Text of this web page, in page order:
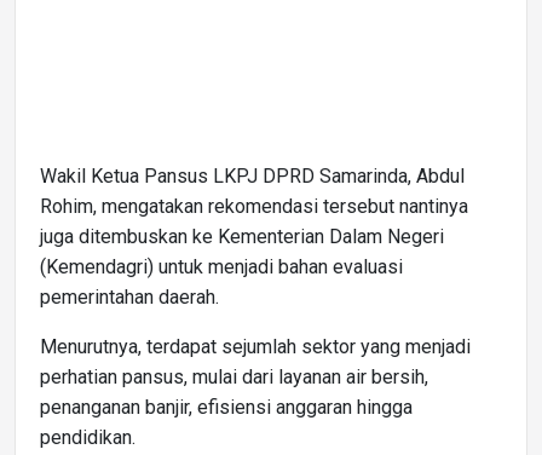
Wakil Ketua Pansus LKPJ DPRD Samarinda, Abdul
Rohim, mengatakan rekomendasi tersebut nantinya
juga ditembuskan ke Kementerian Dalam Negeri
(Kemendagri) untuk menjadi bahan evaluasi
pemerintahan daerah.
Menurutnya, terdapat sejumlah sektor yang menjadi
perhatian pansus, mulai dari layanan air bersih,
penanganan banjir, efisiensi anggaran hingga
pendidikan.